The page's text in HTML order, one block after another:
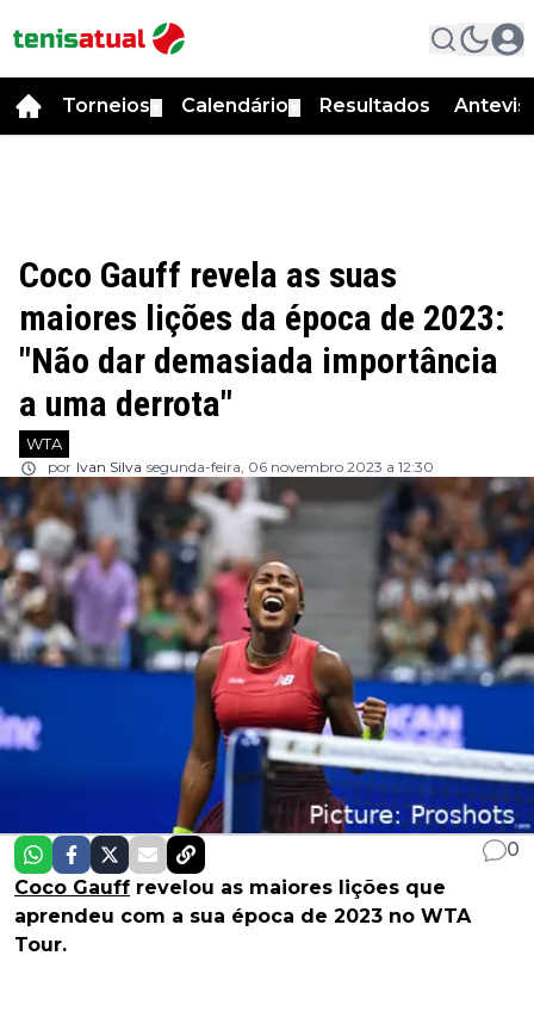
Torneios Calendário Resultados
Coco Gauff revela as suas
maiores lições da época de 2023:
"Não dar demasiada importância
a uma derrota"
WTA
por Ivan Silva segunda-feira, 06 novembro 2023 a 12:30
0
Coco Gauff revelou as maiores lições que
aprendeu com a sua época de 2023 no WTA
Tour.